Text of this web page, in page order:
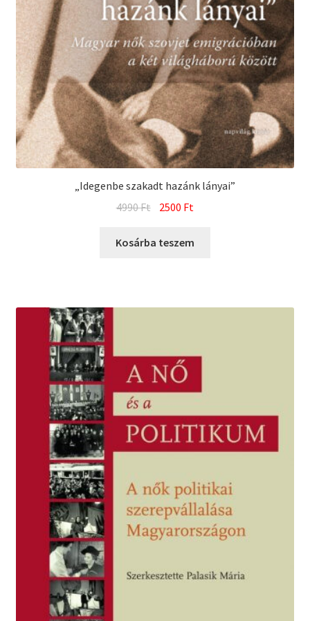
„Idegenbe szakadt hazánk lányai”
4990Ft Original
was:
2500 Ft
is:
Kosárba teszem